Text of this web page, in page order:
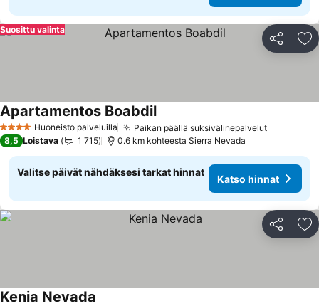
Jaa
Suosittu valinta
4 TähtiluokitusHuoneisto palveluilla Paikan päällä suksivälinepalvelutKatso
Apartamentos BoabdilKatso hinnat
8,5 Loistava 1 715 0.6 km kohteesta Sierra Nevada
Valitse päivät nähdäksesi tarkat hinnat
Katso hinnat
Jaa
Kenia Nevada